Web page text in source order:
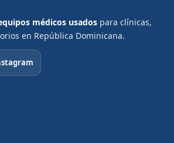
médicos usadospara clínicas,
en República Dominicana.